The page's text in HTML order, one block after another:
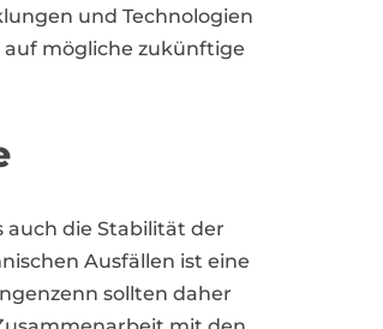
und Technologien
auf mögliche zukünftige
auch die Stabilität der
Ausfällen ist eine
sollten daher